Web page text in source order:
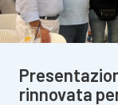
rinnovata